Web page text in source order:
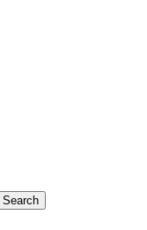
Search